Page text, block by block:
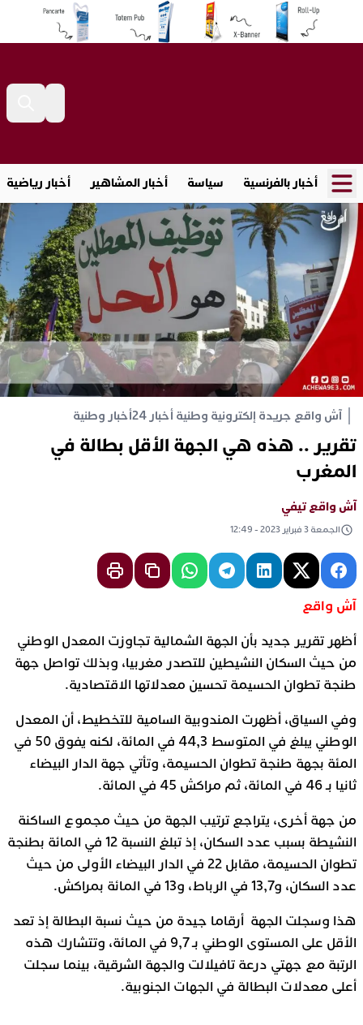
أخبار بالفرنسية سياسة أخبار المشاهير أخبار رياضية
آش واقع جريدة إلكترونية وطنية أخبار 24 أخبار وطنية
تقرير .. هذه هي الجهة الأقل بطالة في
المغرب
آش واقع تيفي
الجمعة 3 فبراير 2023 - 12:49
آش واقع
أظهر تقرير جديد بأن الجهة الشمالية تجاوزت المعدل الوطني
من حيث السكان النشيطين للتصدر مغربيا، وبذلك تواصل جهة
طنجة تطوان الحسيمة تحسين معدلاتها الاقتصادية.
وفي السياق، أظهرت المندوبية السامية للتخطيط، أن المعدل
الوطني يبلغ في المتوسط 44,3 في المائة، لكنه يفوق 50 في
المئة بجهة طنجة تطوان الحسيمة، وتأتي جهة الدار البيضاء
ثانيا بـ 46 في المائة، ثم مراكش 45 في المائة.
من جهة أخرى، يتراجع ترتيب الجهة من حيث مجموع الساكنة
النشيطة بسبب عدد السكان، إذ تبلغ النسبة 12 في المائة بطنجة
تطوان الحسيمة، مقابل 22 في الدار البيضاء الأولى من حيث
عدد السكان، و13,7 في الرباط، و13 في المائة بمراكش.
هذا وسجلت الجهة أرقاما جيدة من حيث نسبة البطالة إذ تعد
الأقل على المستوى الوطني بـ 9,7 في المائة، وتتشارك هذه
الرتبة مع جهتي درعة تافيلالت والجهة الشرقية، بينما سجلت
أعلى معدلات البطالة في الجهات الجنوبية.